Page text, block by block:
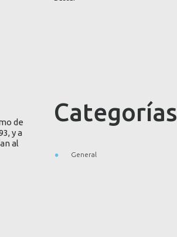
de
y a
al
Categorías
General